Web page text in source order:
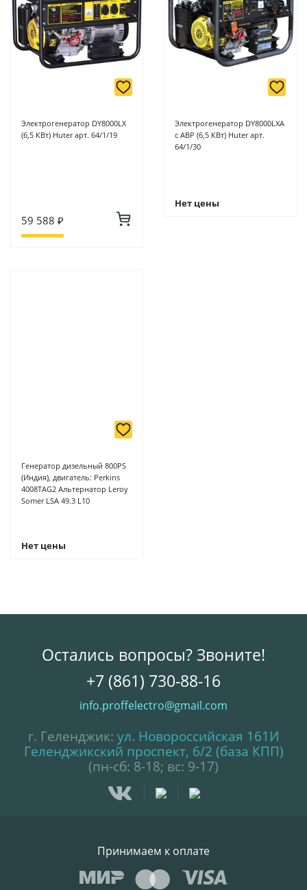
Электрогенератор DY8000LX
(6,5 КВт) Huter арт. 64/1/19
59 588 ₽
Электрогенератор DY8000LXA
с АВР (6,5 КВт) Huter арт.
64/1/30
Нет цены
Генератор дизельный 800PS
(Индия), двигатель: Perkins
4008TAG2 Альтернатор Leroy
Somer LSA 49.3 L10
Нет цены
Остались вопросы? Звоните!
+7 (861) 730-88-16
info.proffelectro@gmail.com
г. Геленджик: ул. Новороссийская 161И
Геленджикский проспект, 6/2 (база КПП)
(пн-сб: 8-18; вс: 9-17)
Принимаем к оплате